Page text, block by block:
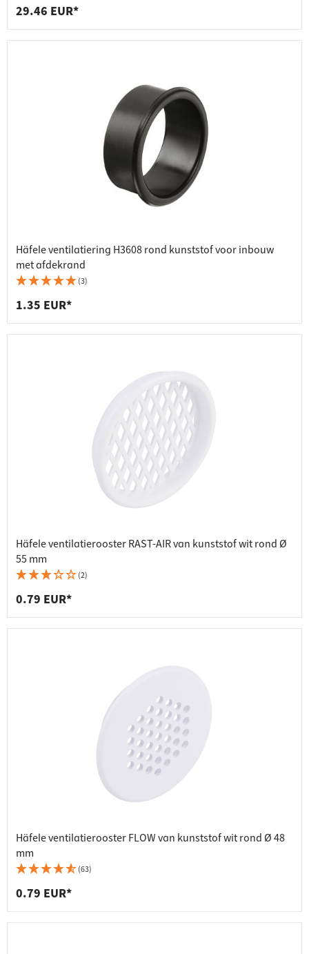
29.46 EUR*
Häfele ventilatiering H3608 rond kunststof voor inbouw
met afdekrand
(3)
1.35 EUR*
Häfele ventilatierooster RAST-AIR van kunststof wit rond Ø
55 mm
(2)
0.79 EUR*
Häfele ventilatierooster FLOW van kunststof wit rond Ø 48
mm
(63)
0.79 EUR*